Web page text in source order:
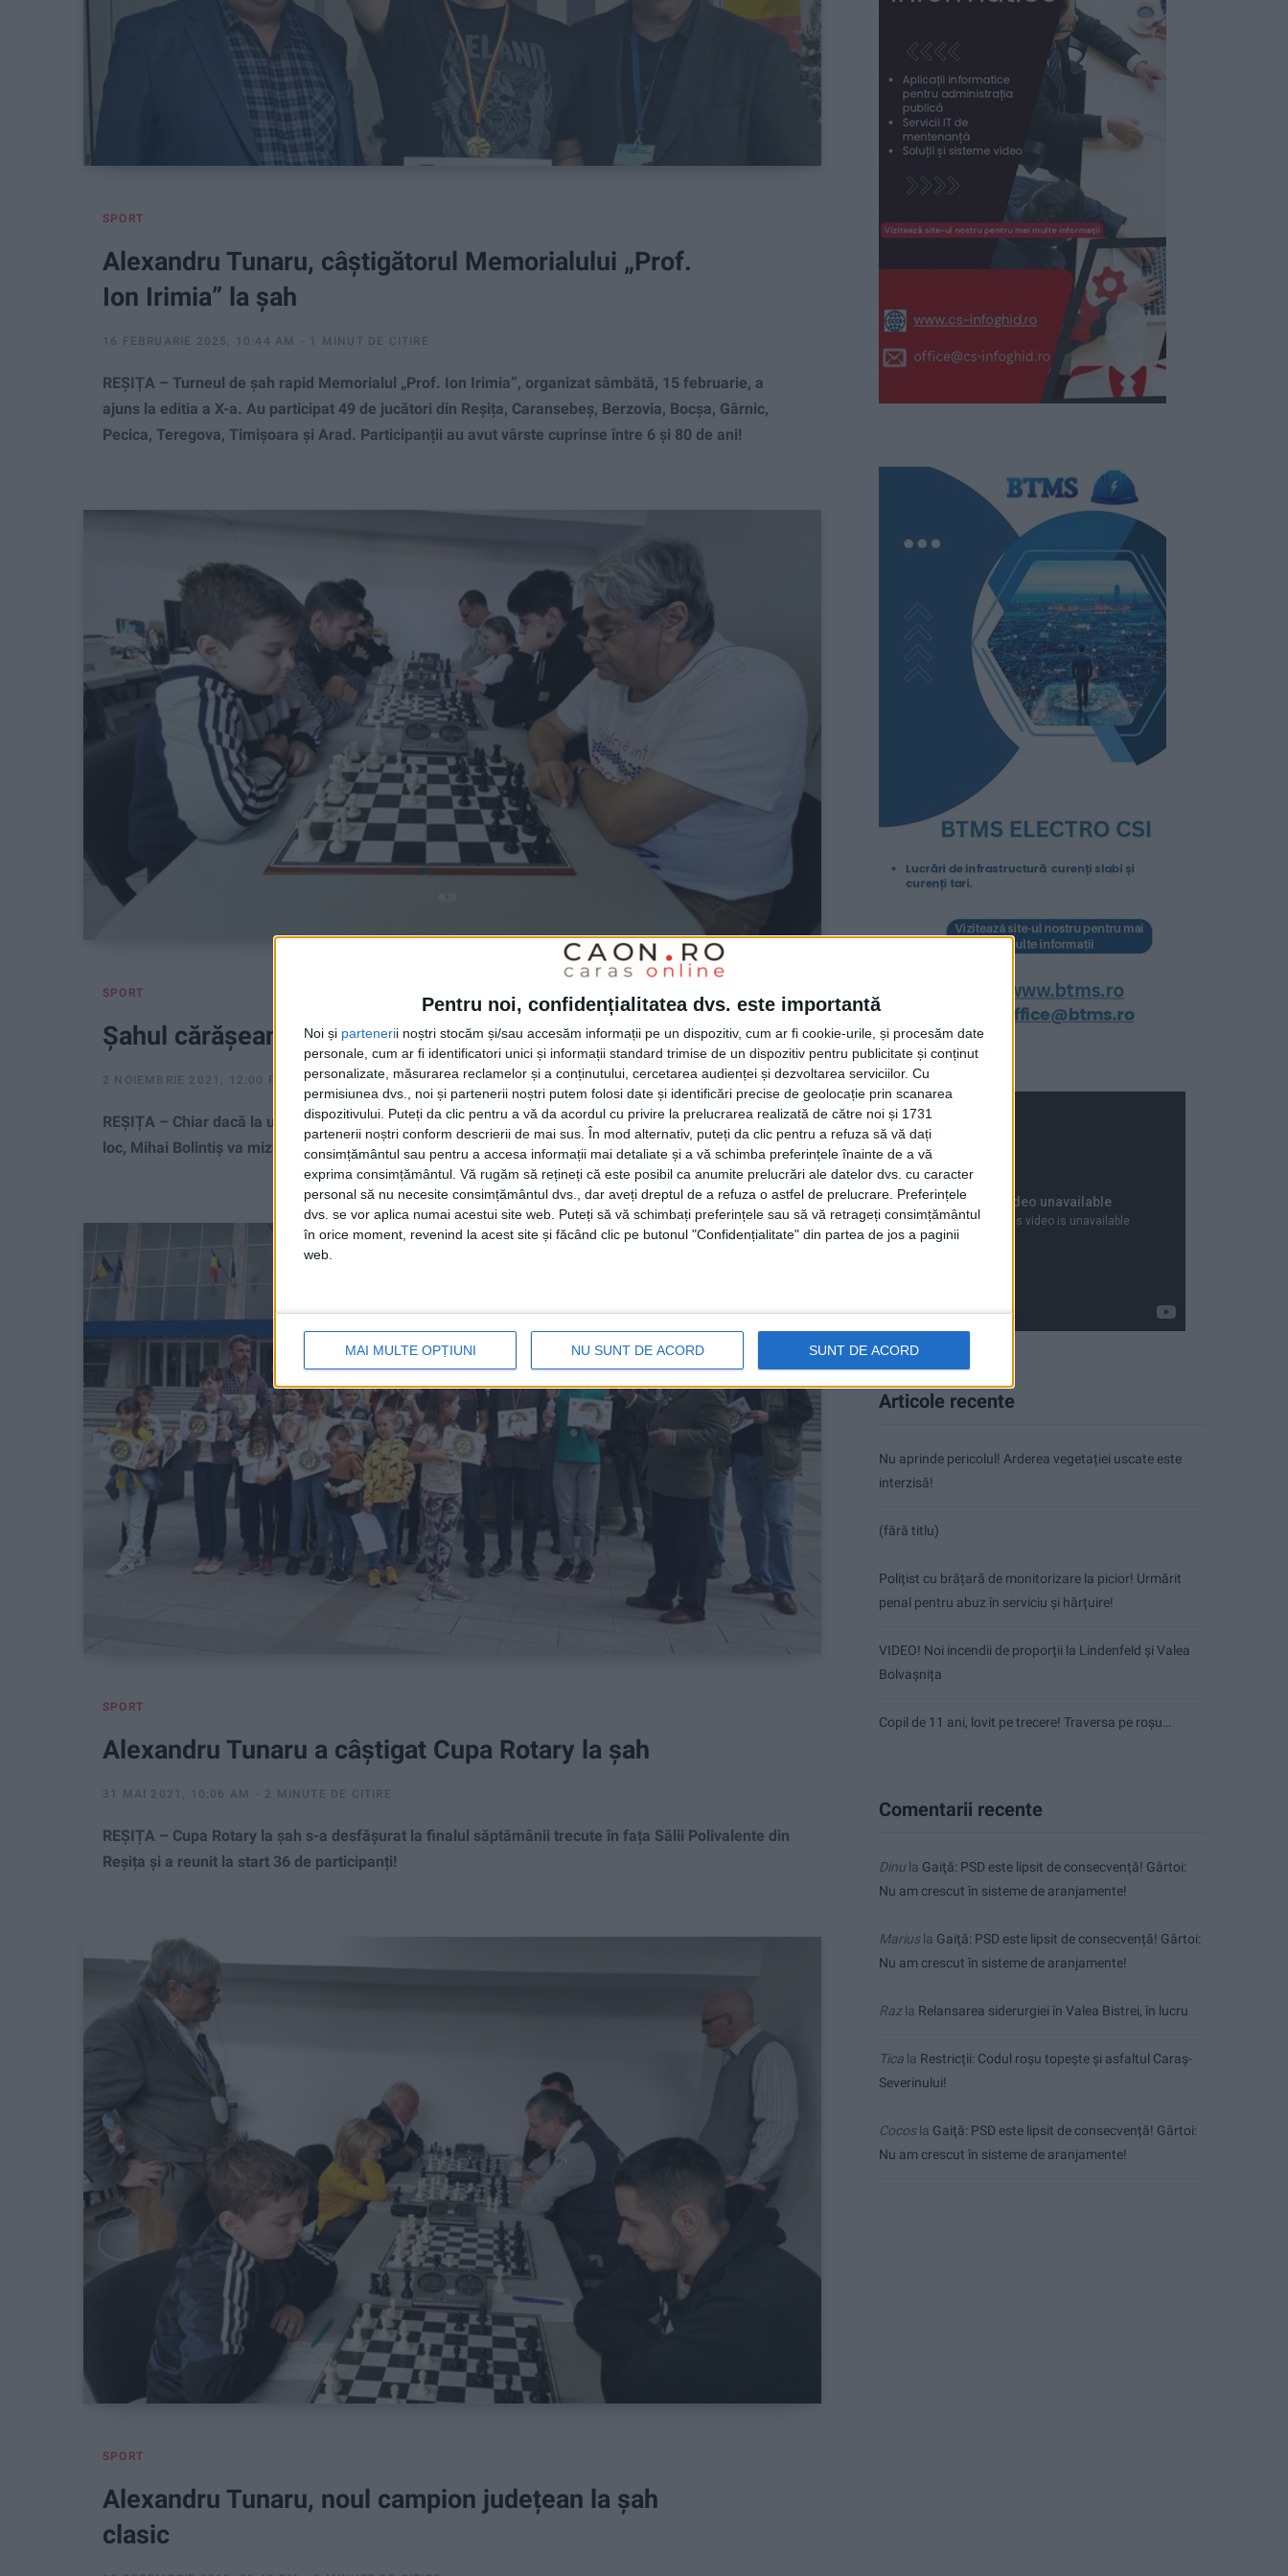
Pentru noi, confidențialitatea dvs. este importantă
Noi și partenerii noștri stocăm și/sau accesăm informații pe un dispozitiv, cum ar fi cookie-urile, și procesăm date
personale, cum ar fi identificatori unici și informații standard trimise de un dispozitiv pentru publicitate și conținut
personalizate, măsurarea reclamelor și a conținutului, cercetarea audienței și dezvoltarea serviciilor. Cu
permisiunea dvs., noi și partenerii noștri putem folosi date și identificări precise de geolocație prin scanarea
dispozitivului. Puteți da clic pentru a vă da acordul cu privire la prelucrarea realizată de către noi și 1731
partenerii noștri conform descrierii de mai sus. În mod alternativ, puteți da clic pentru a refuza să vă dați
consimțământul sau pentru a accesa informații mai detaliate și a vă schimba preferințele înainte de a vă
exprima consimțământul. Vă rugăm să rețineți că este posibil ca anumite prelucrări ale datelor dvs. cu caracter
personal să nu necesite consimțământul dvs., dar aveți dreptul de a refuza o astfel de prelucrare. Preferințele
dvs. se vor aplica numai acestui site web. Puteți să vă schimbați preferințele sau să vă retrageți consimțământul
în orice moment, revenind la acest site și făcând clic pe butonul "Confidențialitate" din partea de jos a paginii
web.
MAI MULTE OPȚIUNI NU SUNT DE ACORD SUNT DE ACORD
SPORT
Alexandru Tunaru, câștigătorul Memorialului „Prof.
Ion Irimia” la șah
16 FEBRUARIE 2025, 10:44 AM 1 MINUT DE CITIRE
REȘIȚA – Turneul de șah rapid Memorialul „Prof. Ion Irimia”, organizat sâmbătă, 15 februarie, a
ajuns la editia a X-a. Au participat 49 de jucători din Reșița, Caransebeș, Berzovia, Bocșa, Gârnic,
Pecica, Teregova, Timișoara și Arad. Participanții au avut vârste cuprinse între 6 și 80 de ani!
SPORT
Șahul cărășean pune mare preț pe tinerii jucători
2 NOIEMBRIE 2021, 12:00 PM 3 MINUTE DE CITIRE
REȘIȚA – Chiar dacă la ultimul campionat național șahiștii de la Muncitorul Reșița au ocupat ultimul
loc, Mihai Bolintiș va miza în continuare pe tinerii jucători!
SPORT
Alexandru Tunaru a câștigat Cupa Rotary la șah
31 MAI 2021, 10:06 AM 2 MINUTE DE CITIRE
REȘIȚA – Cupa Rotary la șah s-a desfășurat la finalul săptămânii trecute în fața Sălii Polivalente din
Reșița și a reunit la start 36 de participanți!
SPORT
Alexandru Tunaru, noul campion județean la șah
clasic
Articole recente
Nu aprinde pericolul! Arderea vegetației uscate este
interzisă!
(fără titlu)
Polițist cu brățară de monitorizare la picior! Urmărit
penal pentru abuz în serviciu și hărțuire!
VIDEO! Noi incendii de proporții la Lindenfeld și Valea
Bolvașnița
Copil de 11 ani, lovit pe trecere! Traversa pe roșu…
Comentarii recente
Dinu la Gaiţă: PSD este lipsit de consecvență! Gârtoi:
Nu am crescut în sisteme de aranjamente!
Mariusla Gaiţă: PSD este lipsit de consecvență! Gârtoi:
Nu am crescut în sisteme de aranjamente!
Razla Relansarea siderurgiei în Valea Bistrei, în lucru
Tica la Restricții: Codul roșu topește și asfaltul Caraș-
Severinului!
Cocosla Gaiţă: PSD este lipsit de consecvență! Gârtoi:
Nu am crescut în sisteme de aranjamente!